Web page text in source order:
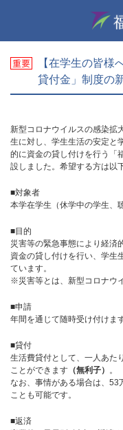
【在学生の皆様
貸付金」制度の
新型コロナウイルスの感染拡
生に対し、学生生活の安定と
的に資金の貸し付けを行う「
設しました。希望する方は以
■対象者
本学在学生（休学中の学生、
■目的
災害等の緊急事態により経済
資金の貸し付けを行い、学生
ています。
※災害等とは、新型コロナウ
■申請
年間を通じて随時受け付けます
■貸付
生活費貸付として、一人あた
ことができます （無利子） 。
なお、事情がある場合は、53
ことも可能です。
■返済